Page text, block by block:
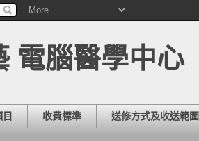
電腦醫學中心
收費標準 送修方式及收送範圍